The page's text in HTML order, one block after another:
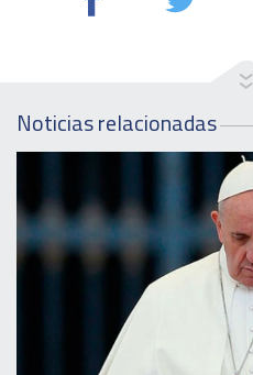
Noticias relacionadas